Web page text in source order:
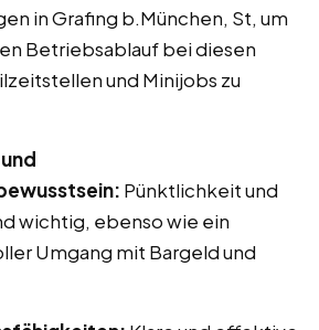
in Grafing b.München, St, um
Betriebsablauf bei diesen
und Minijobs zu
Pünktlichkeit und
wichtig, ebenso wie ein
Umgang mit Bargeld und